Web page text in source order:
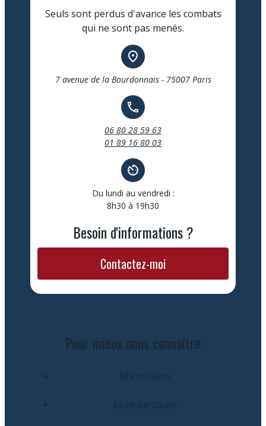
Seuls sont perdus d'avance les combats
qui ne sont pas menés.
place
7 avenue de la Bourdonnais - 75007 Paris
call
06 80 28 59 63
01 89 16 80 03
av_timer
Du lundi au vendredi :
8h30 à 19h30
Besoin d'informations ?
Contactez-moi
Pour mieux nous connaître
Ma mission
Mon parcours